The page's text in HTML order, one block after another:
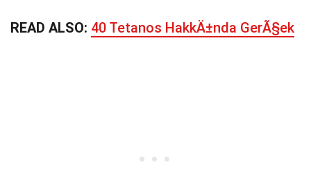
READ ALSO: 40 Tetanos HakkÄ±nda GerÃ§ek